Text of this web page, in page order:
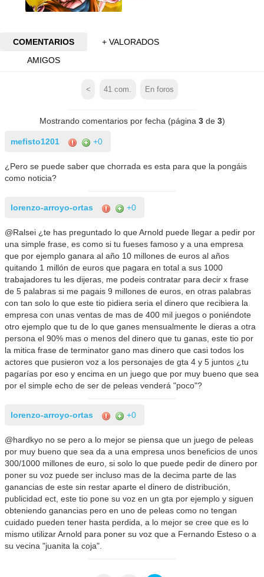
COMENTARIOS
+ VALORADOS
AMIGOS
< 41 com. En foros
Mostrando comentarios por fecha (página 3de 3)
mefisto1201 +0
¿Pero se puede saber que chorrada es esta para que la pongáis
como noticia?
lorenzo-arroyo-ortas +0
@Ralsei ¿te has preguntado lo que Arnold puede llegar a pedir por
una simple frase, es como si tu fueses famoso y a una empresa
que por ejemplo ganara al año 10 millones de euros al años
quitando 1 millón de euros que pagara en total a sus 1000
trabajadores tu les dijeras, me podeis contratar para decir x frase
de 5 palabras si me pagais 9 millones de euros, en otras palabras
con tan solo lo que este tio pidiera seria el dinero que recibiera la
empresa con unas ventas de mas de 400 mil juegos o poniéndote
otro ejemplo que tu de lo que ganes mensualmente le dieras a otra
persona el 90% mas o menos del dinero que tu ganas, este tio por
la mitica frase de terminator gano mas dinero que casi todos los
actores que pusieron voz a los personajes de gta 4 y 5 juntos ¿tu
pagarías por eso y encima en un juego que por muy bueno que sea
por el simple echo de ser de peleas venderá "poco"?
lorenzo-arroyo-ortas +0
@hardkyo no se pero a lo mejor se piensa que un juego de peleas
por muy bueno que sea da a una empresa unos beneficios de unos
300/1000 millones de euro, si solo lo que puede pedir de dinero por
poner su voz puede ser incluso mas de la decima parte de las
ganancias de este sin restar aparte el dinero de distribución,
publicidad ect, este tio pone su voz en un gta por ejemplo y siguen
obteniendo ganancias pero en uno de peleas como no tengan
cuidado pueden tener hasta perdida, a lo mejor se cree que es lo
mismo utilizar Arnold para poner su voz que a Fernando Esteso o a
su vecina "juanita la coja".